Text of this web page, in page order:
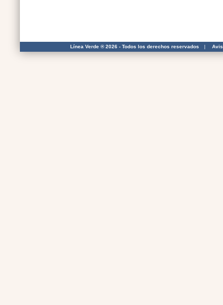
Línea Verde ® 2026 - Todos los derechos reservados |